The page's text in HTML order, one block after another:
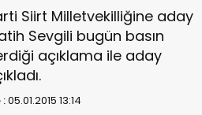
Siirt Milletvekilliğine aday
Sevgili bugün basın
açıklama ile aday
:05.01.2015 13:14